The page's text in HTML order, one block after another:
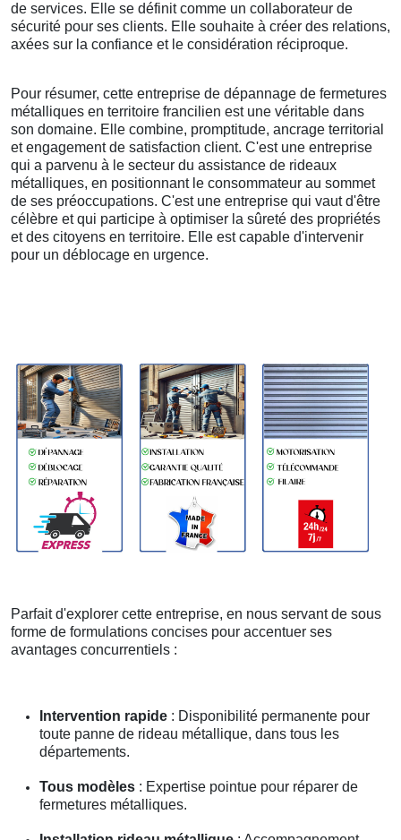
de services. Elle se définit comme un collaborateur de
sécurité pour ses clients. Elle souhaite à créer des relations,
axées sur la confiance et le considération réciproque.
Pour résumer, cette entreprise de dépannage de fermetures
métalliques en territoire francilien est une véritable dans
son domaine. Elle combine, promptitude, ancrage territorial
et engagement de satisfaction client. C'est une entreprise
qui a parvenu à le secteur du assistance de rideaux
métalliques, en positionnant le consommateur au sommet
de ses préoccupations. C'est une entreprise qui vaut d'être
célèbre et qui participe à optimiser la sûreté des propriétés
et des citoyens en territoire. Elle est capable d'intervenir
pour un déblocage en urgence.
Parfait d'explorer cette entreprise, en nous servant de sous
forme de formulations concises pour accentuer ses
avantages concurrentiels :
Intervention rapide : Disponibilité permanente pour
toute panne de rideau métallique, dans tous les
départements.
Tous modèles : Expertise pointue pour réparer de
fermetures métalliques.